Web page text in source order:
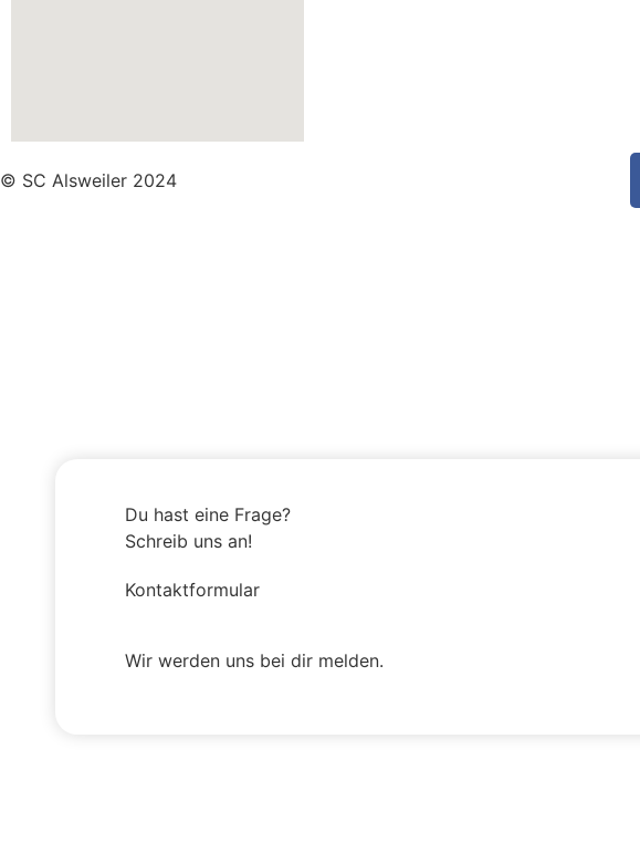
© SC Alsweiler 2024
Du hast eine Frage?
Schreib uns an!
Kontaktformular
Wir werden uns bei dir melden.